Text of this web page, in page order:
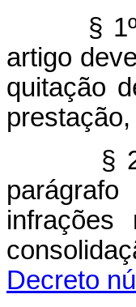
§ 1º O
artigo
quitação
§ 2º O
Decreto